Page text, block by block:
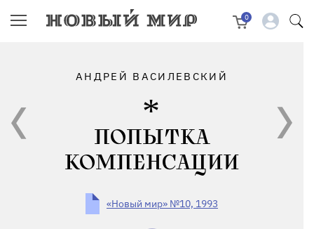
0
АНДРЕЙ ВАСИЛЕВСКИЙ
ПОПЫТКА
КОМПЕНСАЦИИ
«Новый мир» №10, 1993